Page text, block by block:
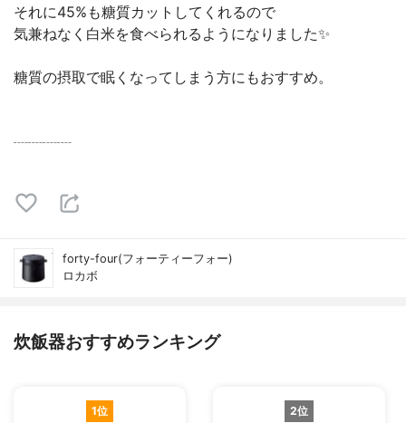
それに45%も糖質カットしてくれるので
気兼ねなく白米を食べられるようになりました✨
糖質の摂取で眠くなってしまう方にもおすすめ。
┈┈┈┈
forty-four(フォーティーフォー)
ロカボ
炊飯器おすすめランキング
1位 2位